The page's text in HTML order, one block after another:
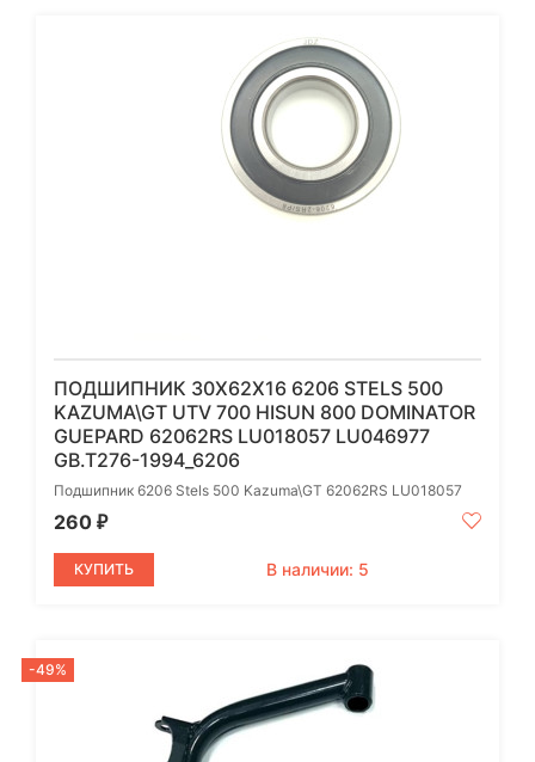
ПОДШИПНИК 30Х62Х16 6206 STELS 500
KAZUMA\GT UTV 700 HISUN 800 DOMINATOR
GUEPARD 62062RS LU018057 LU046977
GB.T276-1994_6206
Подшипник 6206 Stels 500 Kazuma\GT 62062RS LU018057
260 ₽
КУПИТЬ В наличии: 5
-49%